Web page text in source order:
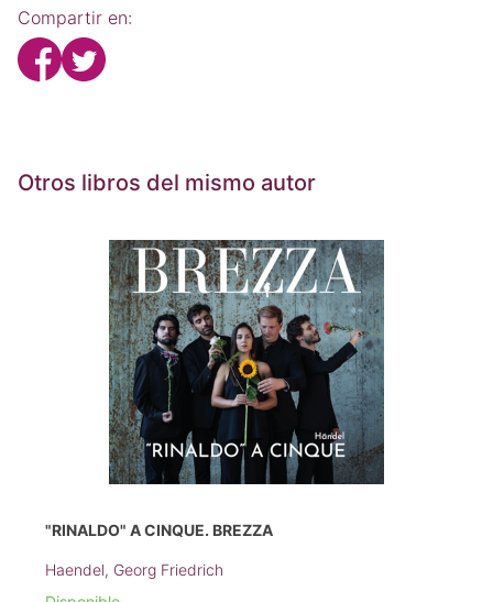
Compartir en:
Otros libros del mismo autor
"RINALDO" A CINQUE. BREZZA
Haendel, Georg Friedrich